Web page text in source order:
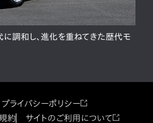
調和し、進化を重ねてきた歴代モ
プライバシーポリシー
約
サイトのご利用について